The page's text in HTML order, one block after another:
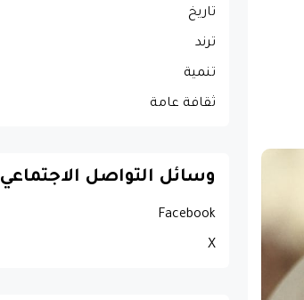
تاريخ
ترند
تنمية
ثقافة عامة
وسائل التواصل الاجتماعي
Facebook
X